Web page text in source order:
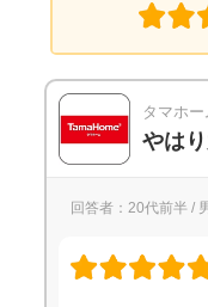
タマホ
やは
回答者：20代前半 /